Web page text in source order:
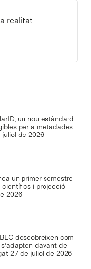
realitat
un nou estàndard
per a metadades
juliol de 2026
un primer semestre
científics i projecció
2026
descobreixen com
davant de
27 de juliol de 2026